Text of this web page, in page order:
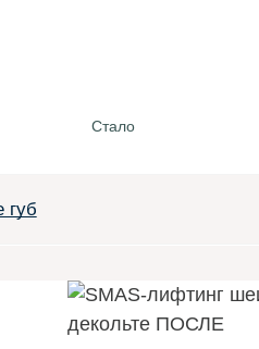
Стало
губ